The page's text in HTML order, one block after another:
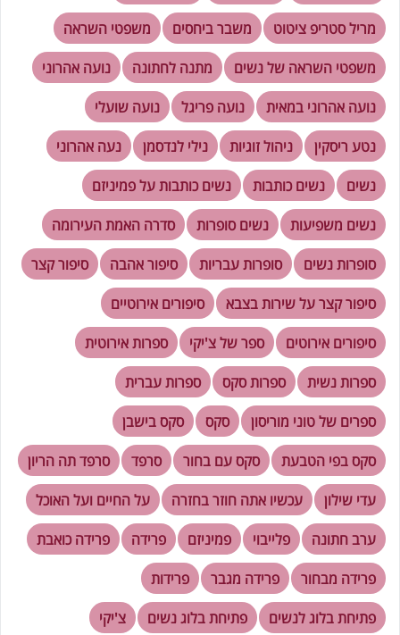
מריל סטריפ ציטוט
משבר ביחסים
משפטי השראה
משפטי השראה של נשים
מתנה לחתונה
נועה אהרוני
נועה אהרוני במאית
נועה פריגל
נועה שועלי
נטע ריסקין
ניהול זוגיות נילי לנדסמן
נעה אהרוני
נשים
נשים כותבות
נשים כותבות על פמיניזם
נשים משפיעות
נשים סופרות
סדרה האמת העירומה
סופרות נשים
סופרות עבריות סיפור אהבה
סיפור קצר
סיפור קצר על שירות בצבא
סיפורים אירוטיים
סיפורים אירוטים
ספר של צ'יקי
ספרות אירוטית
ספרות נשית
ספרות סקס
ספרות עברית
ספרים של טוני מוריסון
סקס
סקס בישבן
סקס בפי הטבעת
סקס עם בחור סרפד
סרפד תה הריון
עדי שילון
עכשיו אתה חוזר בחזרה
על החיים ועל האוכל
ערב חתונה
פלייבוי פמיניזם פרידה
פרידה כואבת
פרידה מבחור
פרידה מגבר
פרידות
פתיחת בלוג לנשים
פתיחת בלוג נשים
צ'יקי